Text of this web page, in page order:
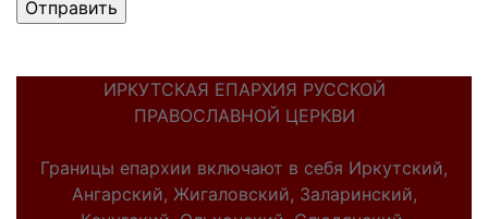
ИРКУТСКАЯ ЕПАРХИЯ РУССКОЙ
ПРАВОСЛАВНОЙ ЦЕРКВИ
Границы епархии включают в себя Иркутский,
Ангарский, Жигаловский, Заларинский,